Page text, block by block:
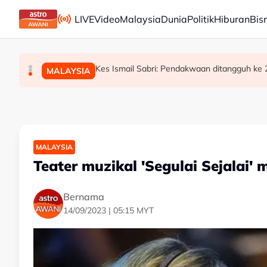
Skip to main content
LIVEVideoMalaysiaDuniaPolitikHiburan
BISNES Bursa Malaysia dibuka rendah, menjejaki
MALAYSIA Bekas Ketua Hakim Negara Tun Mohamed
MALAYSIA Kes Ismail Sabri: Pendakwaan ditangguh
MALAYSIA
Teater muzikal 'Segulai Sejalai'
Bernama
14/09/2023 | 05:15 MYT